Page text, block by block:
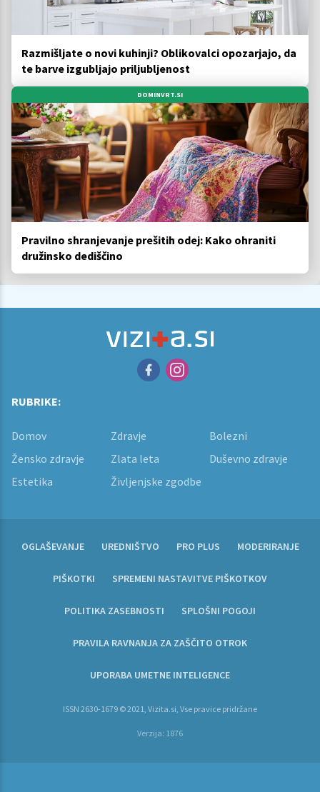
Razmišljate o novi kuhinji? Oblikovalci opozarjajo, da
te barve izgubljajo priljubljenost
DOMINVRT.SI
Pravilno shranjevanje prešitih odej: Kako ohraniti
družinsko dediščino
RUBRIKE:
Domov Zdravje
Bolezni
Žensko zdravje
Zlata leta
Duševno zdravje
Estetika
Življenjske zgodbe
OGLAŠEVANJE UREDNIŠTVO PRO PLUS MODERIRANJE
PIŠKOTKI SPREMENI NASTAVITVE PIŠKOTKOV
POLITIKA ZASEBNOSTI SPLOŠNI POGOJI
PRAVILA RAVNANJA ZA ZAŠČITO OTROK
UPORABA UMETNE INTELIGENCE
ISSN 2630-1679 © 2021, Vizita.si, Vse pravice pridržane
Verzija: 1876